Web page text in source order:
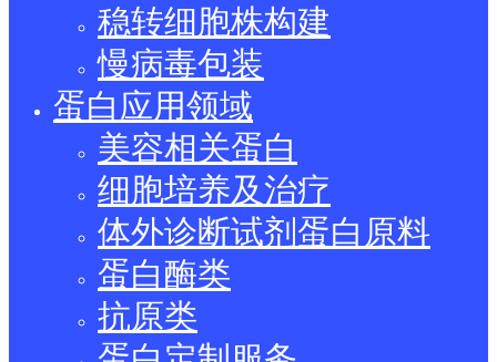
稳转细胞株构建
慢病毒包装
蛋白应用领域
美容相关蛋白
细胞培养及治疗
体外诊断试剂蛋白原料
蛋白酶类
抗原类